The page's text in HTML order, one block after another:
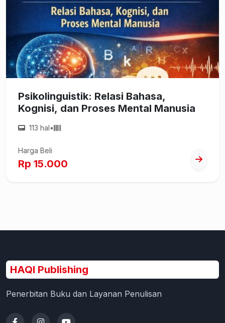
Psikolinguistik: Relasi Bahasa,
Kognisi, dan Proses Mental Manusia
113 hal•
Harga Beli
Rp 15.000
HAQI Publishing
Penerbitan Buku dan Layanan Penulisan